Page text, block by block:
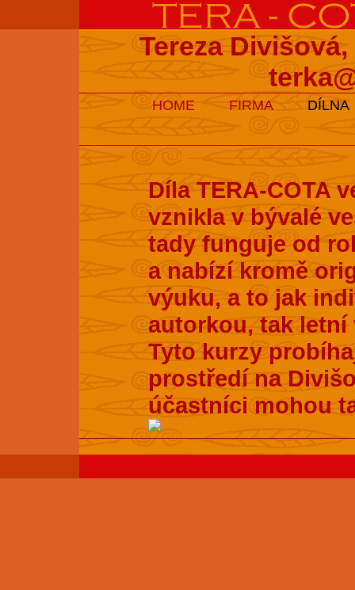
Tereza
HOME FIRMA DÍLNA
Díla TERA-COTA
vznikla v bývalé
tady funguje od
a nabízí kromě
výuku, a to jak
autorkou, tak letní
Tyto kurzy
prostředí na
účastníci mohou